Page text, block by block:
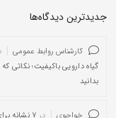
جدیدترین دیدگاه‌‌ها
کارشناس روابط عمومی
گیاه دارویی باکیفیت؛ نکاتی
بدانید